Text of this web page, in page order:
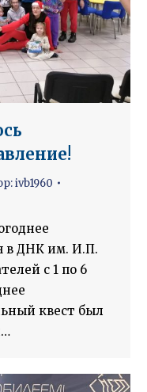
ivb1960
в ДНК им. И.П.
с 1 по 6
квест был